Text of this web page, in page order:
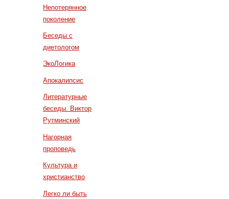
Непотерянное
поколение
Беседы с
диетологом
ЭкоЛогика
Апокалипсис
Литературные
беседы. Виктор
Рутминский
Нагорная
проповедь
Культура и
христианство
Легко ли быть